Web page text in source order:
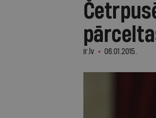
ir.lv 06.01.2015.